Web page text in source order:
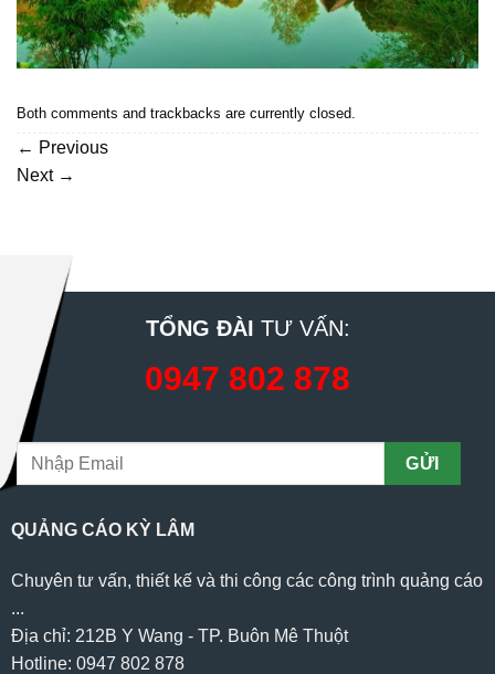
Both comments and trackbacks are currently closed.
← Previous
Next →
TỔNG ĐÀI TƯ VẤN:
0947 802 878
QUẢNG CÁO KỲ LÂM
Chuyên tư vấn, thiết kế và thi công các công trình quảng cáo
...
Địa chỉ: 212B Y Wang - TP. Buôn Mê Thuột
Hotline: 0947 802 878